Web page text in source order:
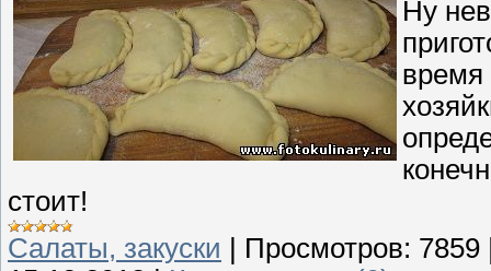
Ну
время
стоит!
Cалаты, закуски
Просмотров: 7859